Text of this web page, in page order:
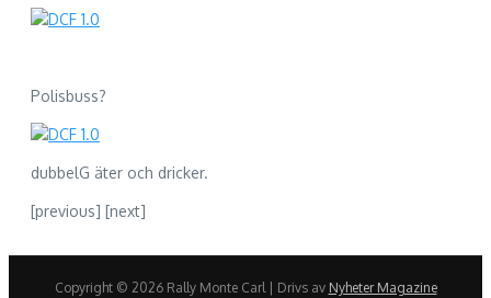
Polisbuss?
dubbelG äter och dricker.
[previous] [next]
Copyright © 2026 Rally Monte Carl | Drivs av Nyheter Magazine